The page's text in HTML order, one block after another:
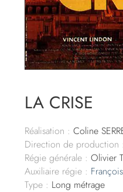
LA CRISE
Réalisation : Coline
Direction de production :
Régie générale : Olivier
Auxiliaire régie :
Type : Long métrage